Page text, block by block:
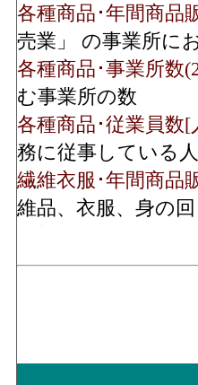
建築鉱物金属材料･
商品販売額(2016)
建築鉱物金属材料･
所数(2016)
建築鉱物金属材料･
員数(2016)
機械器具･年間商品
機械器具･従業員数
各種商品･年間商品
売業」 の事業所に
各種商品･事業所数
む事業所の数
各種商品･従業員数[
務に従事している
繊維衣服･年間商品
維品、衣服、身の
繊維衣服･事業所数
飲食料･年間商品販